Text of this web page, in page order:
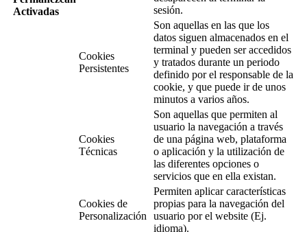
Activadas
sesión.
Cookies
Persistentes
Son aquellas en las que los
datos siguen almacenados en el
terminal y pueden ser accedidos
y tratados durante un periodo
definido por el responsable de la
cookie, y que puede ir de unos
minutos a varios años.
Cookies
Técnicas
Son aquellas que permiten al
usuario la navegación a través
de una página web, plataforma
o aplicación y la utilización de
las diferentes opciones o
servicios que en ella existan.
Cookies de
Personalización
Permiten aplicar características
propias para la navegación del
usuario por el website (Ej.
idioma).